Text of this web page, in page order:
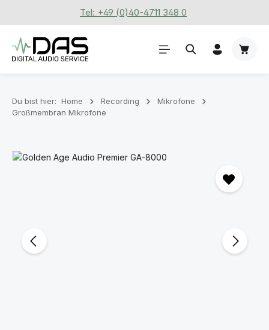
Zum Hauptinhalt springenTel: +49 (0)40-4711 348 0
Du bist hier: Home Recording
Mikrofone
Großmembran Mikrofone
Bildergalerie überspringen